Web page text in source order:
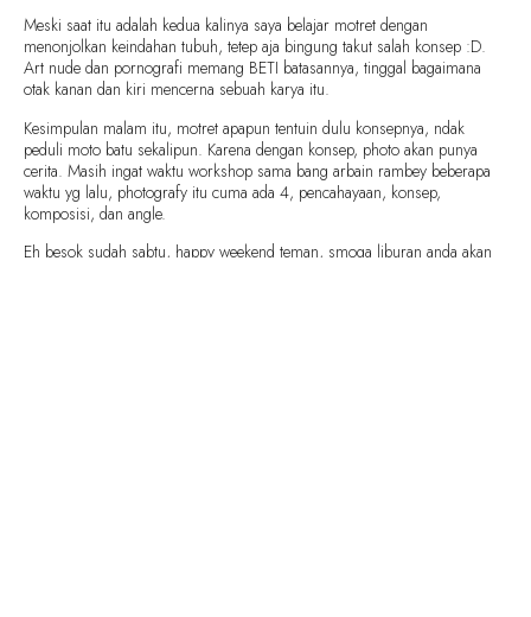
Meski saat itu adalah kedua kalinya saya belajar motret dengan
menonjolkan keindahan tubuh, tetep aja bingung takut salah konsep :D.
Art nude dan pornografi memang BETI batasannya, tinggal bagaimana
otak kanan dan kiri mencerna sebuah karya itu.
Kesimpulan malam itu, motret apapun tentuin dulu konsepnya, ndak
peduli moto batu sekalipun. Karena dengan konsep, photo akan punya
cerita. Masih ingat waktu workshop sama bang arbain rambey beberapa
waktu yg lalu, photografy itu cuma ada 4, pencahayaan, konsep,
komposisi, dan angle.
Eh besok sudah sabtu, happy weekend teman, smoga liburan anda akan